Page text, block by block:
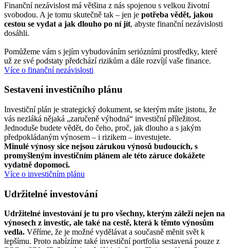
Finanční nezávislost má většina z nás spojenou s velkou životní
svobodou. A je tomu skutečně tak – jen je potřeba vědět, jakou
cestou se vydat a jak dlouho po ní jít, abyste finanční nezávislosti
dosáhli.
Pomůžeme vám s jejím vybudováním seriózními prostředky, které
už ze své podstaty předchází rizikům a dále rozvíjí vaše finance.
Více o finanční nezávislosti
Sestavení investičního plánu
Investiční plán je strategický dokument, se kterým máte jistotu, že
vás nezláká nějaká „zaručeně výhodná“ investiční příležitost.
Jednoduše budete vědět, do čeho, proč, jak dlouho a s jakým
předpokládaným výnosem – i rizikem – investujete.
Minulé výnosy sice nejsou zárukou výnosů budoucích, s
promyšleným investičním plánem ale této záruce dokážete
vydatně dopomoci.
Více o investičním plánu
Udržitelné investování
Udržitelné investování je tu pro všechny, kterým záleží nejen na
výnosech z investic, ale také na cestě, která k těmto výnosům
vedla. Věříme, že je možné vydělávat a současně měnit svět k
lepšímu. Proto nabízíme také investiční portfolia sestavená pouze z